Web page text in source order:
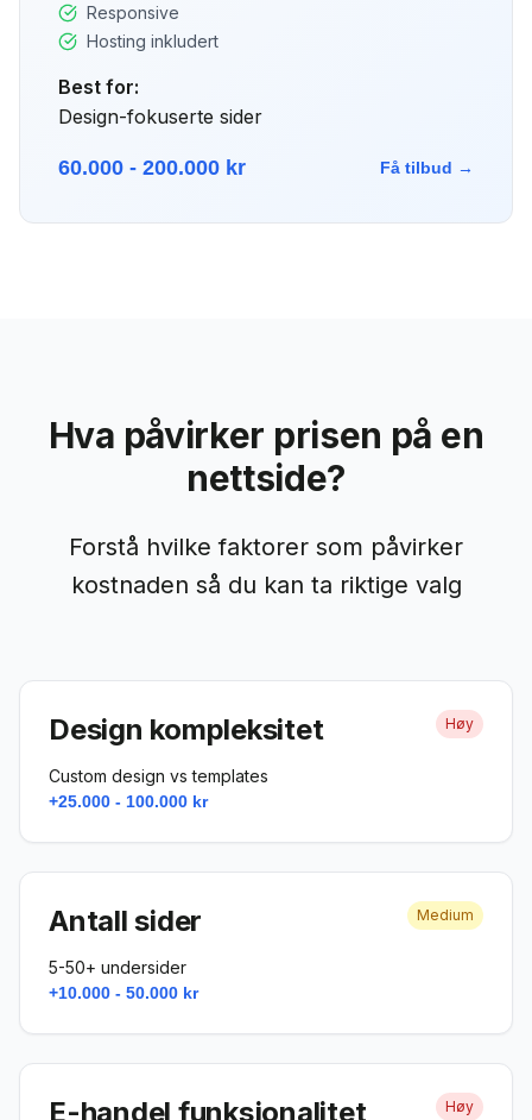
Responsive
Hosting inkludert
Best for:
Design-fokuserte sider
60.000 - 200.000 kr Få tilbud →
Hva påvirker prisen på en
nettside?
Forstå hvilke faktorer som påvirker
kostnaden så du kan ta riktige valg
Design kompleksitet Høy
Custom design vs templates
+25.000 - 100.000 kr
Antall sider Medium
5-50+ undersider
+10.000 - 50.000 kr
E-handel funksjonalitet Høy